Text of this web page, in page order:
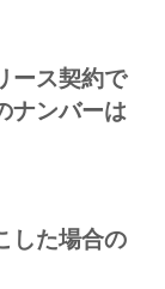
ース契約で
ナンバーは
した場合の